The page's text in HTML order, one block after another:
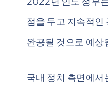
점을 두고 지속적
완공될 것으로 예상
국내 정치 측면에서